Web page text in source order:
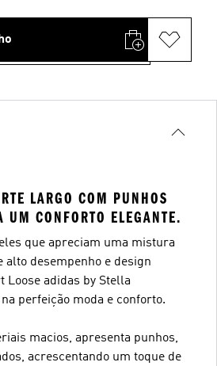
LARGO COM PUNHOS
UM CONFORTO ELEGANTE.
que apreciam uma mistura
alto desempenho e design
Loose adidas by Stella
perfeição moda e conforto.
macios, apresenta punhos,
acrescentando um toque de